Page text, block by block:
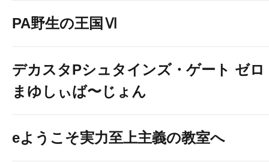
PA野生の王国Ⅵ
デカスタPシュタインズ・ゲート ゼロ
まゆしぃば〜じょん
eようこそ実力至上主義の教室へ